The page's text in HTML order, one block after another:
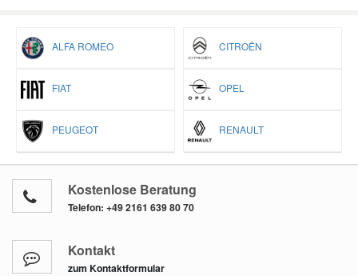
ALFA ROMEO CITROËN
FIAT OPEL
PEUGEOT RENAULT
Kostenlose Beratung
Telefon: +49 2161 639 80 70
Kontakt
zum Kontaktformular